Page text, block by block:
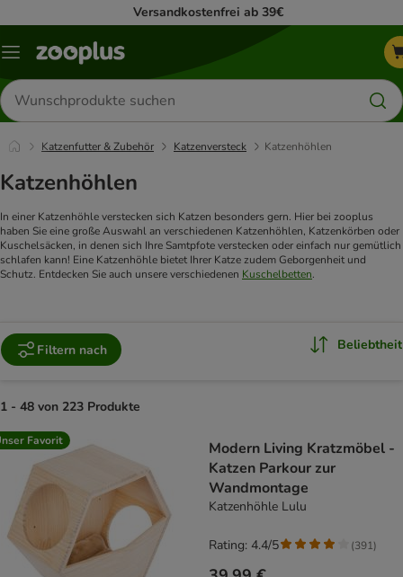
Versandkostenfrei ab 39€
Menü
Produkte
suchen
Katzenfutter & Zubehör Katzenversteck Katzenhöhlen
Katzenhöhlen
In einer Katzenhöhle verstecken sich Katzen besonders gern. Hier bei zooplus
haben Sie eine große Auswahl an verschiedenen Katzenhöhlen, Katzenkörben oder
Kuschelsäcken, in denen sich Ihre Samtpfote verstecken oder einfach nur gemütlich
schlafen kann! Eine Katzenhöhle bietet Ihrer Katze zudem Geborgenheit und
Schutz. Entdecken Sie auch unsere verschiedenen Kuschelbetten.
Filtern nach Beliebtheit
1 - 48 von 223 Produkte
product items have been changed
Favorit
Modern Living Kratzmöbel -
Katzen Parkour zur
Wandmontage
Katzenhöhle Lulu
Rating: 4.4/5 (391)